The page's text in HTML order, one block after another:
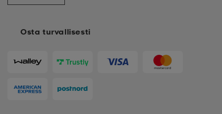
Osta turvallisesti